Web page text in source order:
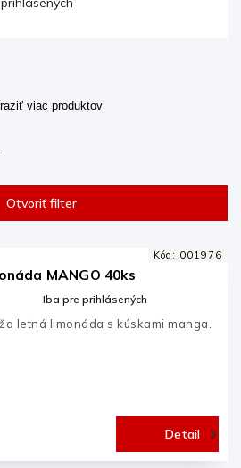
viac produktov
Otvoriť filter
MANGO 40ks
Iba pre prihlásených
Detail
letná limonáda s kúskami manga.
Kód: 001976